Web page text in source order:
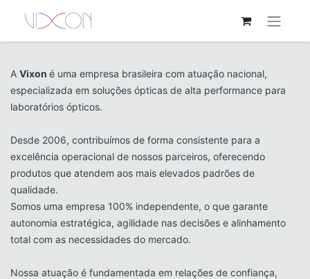
A Vixon é uma empresa brasileira com atuação nacional,
especializada em soluções ópticas de alta performance para
laboratórios ópticos.
Desde 2006, contribuímos de forma consistente para a
excelência operacional de nossos parceiros, oferecendo
produtos que atendem aos mais elevados padrões de
qualidade.
Somos uma empresa 100% independente, o que garante
autonomia estratégica, agilidade nas decisões e alinhamento
total com as necessidades do mercado.
Nossa atuação é fundamentada em relações de confiança,